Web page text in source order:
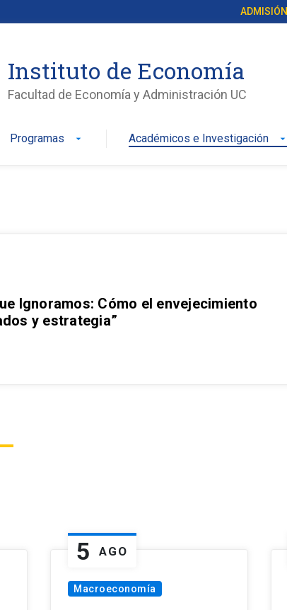
ADMISIÓN
Instituto de Economía
Facultad de Economía y Administración UC
Programas arrow_drop_down Académicos e Investigación arrow_drop_down
Ignoramos: Cómo el envejecimiento
y estrategia”
5 AGO
Macroeconomía